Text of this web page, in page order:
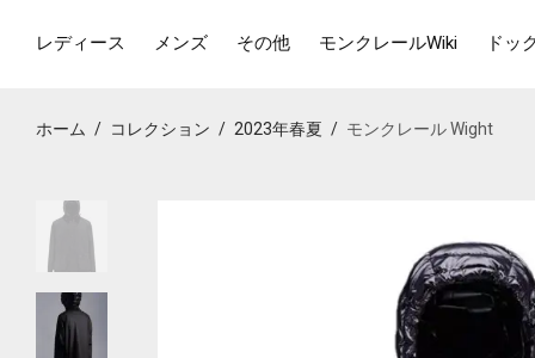
レディース メンズ その他 モンクレールWiki ドッ
ホーム / コレクション / 2023年春夏 / モンクレール Wight